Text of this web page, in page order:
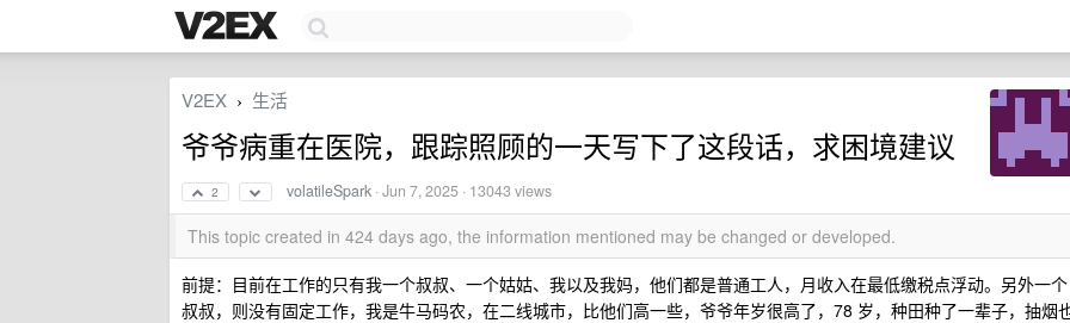
V2EX › 生活
爷爷病重在医院，跟踪照顾的一天写下了这段话，求困境建议
2 volatileSpark ·Jun 7, 2025 · 13043 views
This topic created in 424 days ago, the information mentioned may be changed or developed.
前提：目前在工作的只有我一个叔叔、一个姑姑、我以及我妈，他们都是普通工人，月收入在最低缴税点浮动。另外一个
叔叔，则没有固定工作，我是牛马码农，在二线城市，比他们高一些，爷爷年岁很高了，78 岁，种田种了一辈子，抽烟